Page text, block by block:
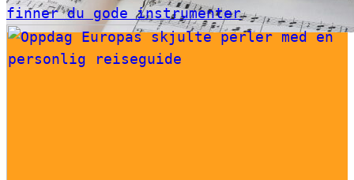
finner du gode instrumenter